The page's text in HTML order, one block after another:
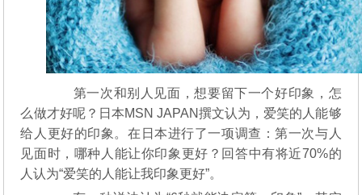
第一次和别人见面，想要留下一个好印象，怎
么做才好呢？日本MSN JAPAN撰文认为，爱笑的人能够
给人更好的印象。在日本进行了一项调查：第一次与人
见面时，哪种人能让你印象更好？回答中有将近70%的
人认为“爱笑的人能让我印象更好”。